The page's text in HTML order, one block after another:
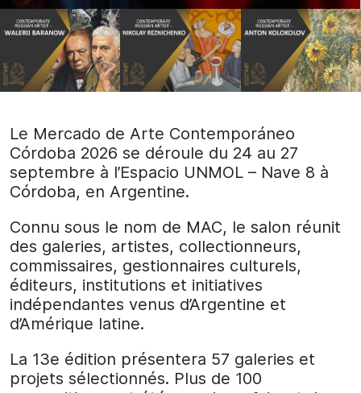
Le Mercado de Arte Contemporáneo
Córdoba 2026 se déroule du 24 au 27
septembre à l’Espacio UNMOL – Nave 8 à
Córdoba, en Argentine.
Connu sous le nom de MAC, le salon réunit
des galeries, artistes, collectionneurs,
commissaires, gestionnaires culturels,
éditeurs, institutions et initiatives
indépendantes venus d’Argentine et
d’Amérique latine.
La 13e édition présentera 57 galeries et
projets sélectionnés. Plus de 100